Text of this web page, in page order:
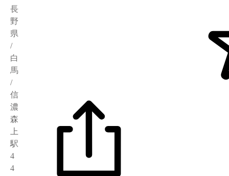
長
野
県
/
白
馬
/
信
濃
森
上
駅
4
4